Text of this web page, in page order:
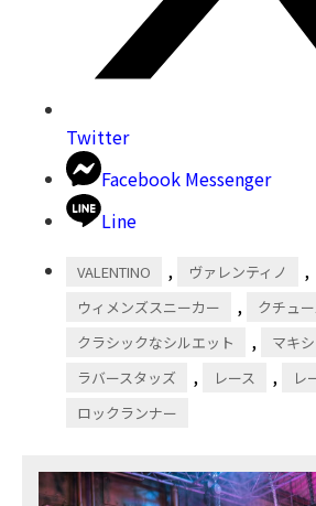
Twitter
Facebook Messenger
Line
VALENTINO , ヴァレンティノ ,
ウィメンズスニーカー , クチュ
クラシックなシルエット , マキ
ラバースタッズ , レース , レ
ロックランナー